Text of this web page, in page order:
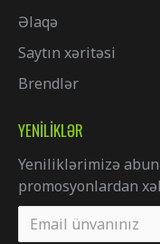
Əlaqə
Saytın xəritəsi
Brendlər
YENILIKLƏR
Yeniliklərimizə
promosyonlardan